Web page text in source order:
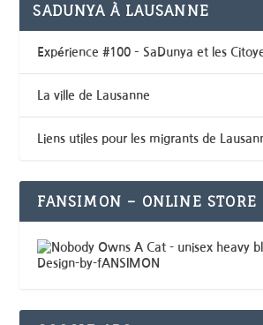
SADUNYA À LAUSANNE
Expérience #100 – SaDunya et les
La ville de Lausanne
Liens utiles pour les migrants de
FANSIMON – ONLINE STORE